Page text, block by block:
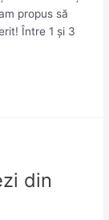
propus să
Între 1 și 3
din